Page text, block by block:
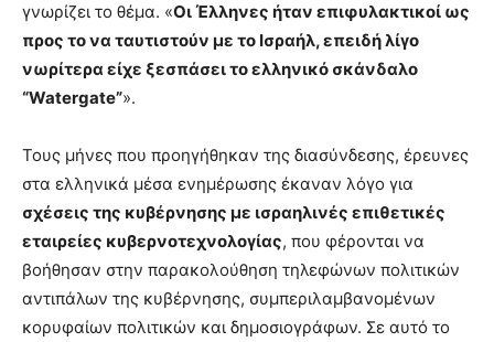
γνωρίζει το θέμα. «Οι Έλληνες ήταν επιφυλακτικοί ως
προς το να ταυτιστούν με το Ισραήλ, επειδή λίγο
νωρίτερα είχε ξεσπάσει το ελληνικό σκάνδαλο
“Watergate”».
Τους μήνες που προηγήθηκαν της διασύνδεσης, έρευνες
στα ελληνικά μέσα ενημέρωσης έκαναν λόγο για
σχέσεις της κυβέρνησης με ισραηλινές επιθετικές
εταιρείες κυβερνοτεχνολογίας, που φέρονται να
βοήθησαν στην παρακολούθηση τηλεφώνων πολιτικών
αντιπάλων της κυβέρνησης, συμπεριλαμβανομένων
κορυφαίων πολιτικών και δημοσιογράφων. Σε αυτό το